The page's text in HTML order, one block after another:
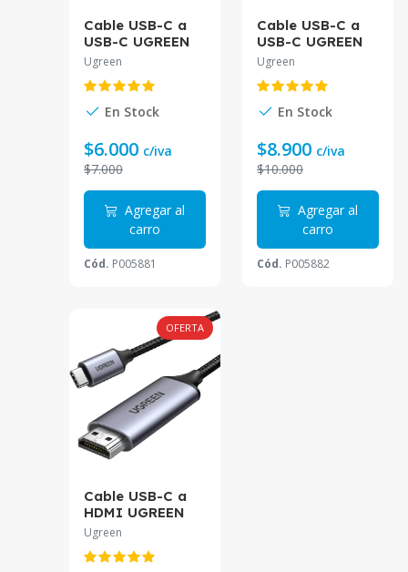
Cable USB-C a
USB-C UGREEN
US316 1 Metro |
5A Trenzado
Ugreen
En Stock
$6.000 c/iva
$7.000
Agregar al
carro
Cód. P005881
Cable USB-C a
USB-C UGREEN
PD 5A 2M Negro
Ugreen
En Stock
$8.900 c/iva
$10.000
Agregar al
carro
Cód. P005882
OFERTA
Cable USB-C a
HDMI UGREEN
MM142 1.5
Metros | 4K de
Alta Definición
Ugreen